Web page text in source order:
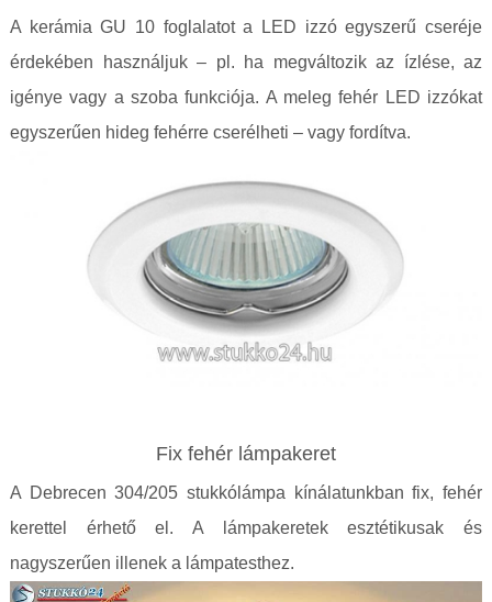
A kerámia GU 10 foglalatot a LED izzó egyszerű cseréje
érdekében használjuk – pl. ha megváltozik az ízlése, az
igénye vagy a szoba funkciója. A meleg fehér LED izzókat
egyszerűen hideg fehérre cserélheti – vagy fordítva.
Fix fehér lámpakeret
A Debrecen 304/205 stukkólámpa kínálatunkban fix, fehér
kerettel érhető el. A lámpakeretek esztétikusak és
nagyszerűen illenek a lámpatesthez.